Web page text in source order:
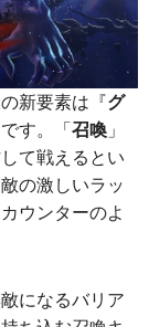
新要素は『グ
す。「召喚 」
て戦えるとい
の激しいラッ
ウンターのよ
になるバリア